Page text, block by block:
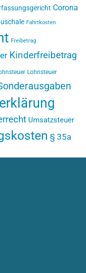
Corona
Fahrtkosten
Freibetrag
Kinderfreibetrag
Lohnsteuer
Umsatzsteuer
§ 35a